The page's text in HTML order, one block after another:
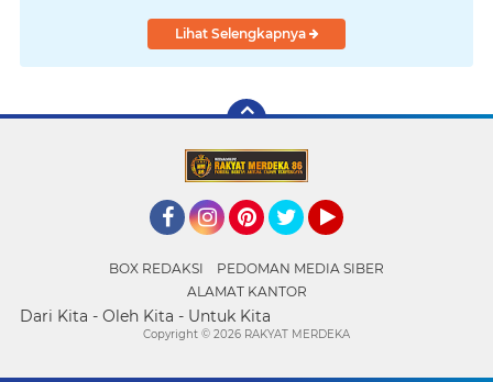
Lihat Selengkapnya
BOX REDAKSI
PEDOMAN MEDIA SIBER
ALAMAT KANTOR
Dari Kita - Oleh Kita - Untuk Kita
Copyright © 2026 RAKYAT MERDEKA